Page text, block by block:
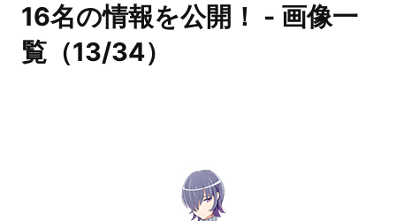
16名の情報を公開！ - 画像一
覧（13/34）